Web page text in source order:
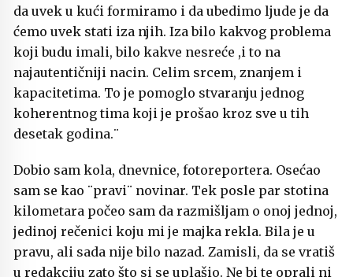
da uvek u kući formiramo i da ubedimo ljude je da
ćemo uvek stati iza njih. Iza bilo kakvog problema
koji budu imali, bilo kakve nesreće ,i to na
najautentičniji nacin. Celim srcem, znanjem i
kapacitetima. To je pomoglo stvaranju jednog
koherentnog tima koji je prošao kroz sve u tih
desetak godina.¨
Dobio sam kola, dnevnice, fotoreportera. Osećao
sam se kao ¨pravi¨ novinar. Tek posle par stotina
kilometara počeo sam da razmišljam o onoj jednoj,
jedinoj rečenici koju mi je majka rekla. Bila je u
pravu, ali sada nije bilo nazad. Zamisli, da se vratiš
u redakciju zato što si se uplašio. Ne bi te oprali ni